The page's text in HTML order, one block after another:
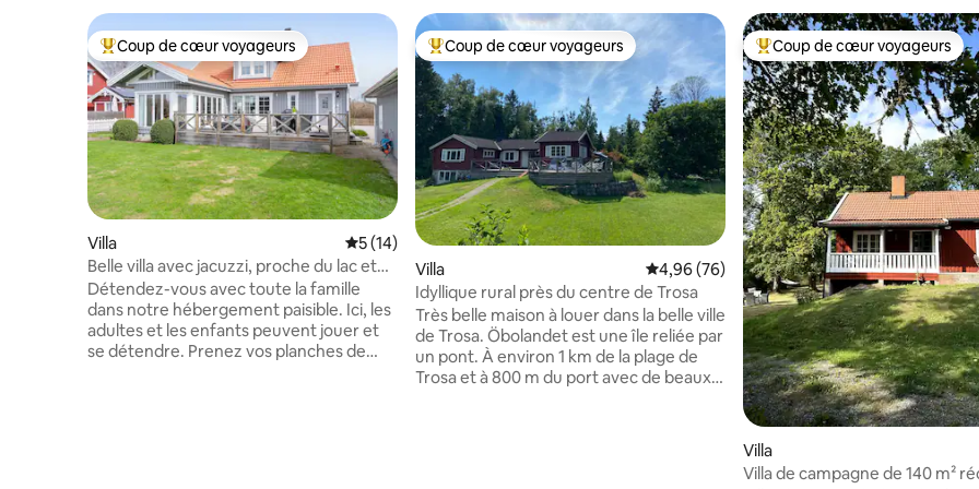
Coups de cœur voyageurs les plus appréciés
Coup de cœur voyageurs
Villa Évaluation moyenne sur la base de 14 commentaires : 5 sur 5
5 (14)
Belle villa avec jacuzzi, proche du lac et
de la ville
Détendez-vous avec toute la famille
dans notre hébergement paisible. Ici, les
adultes et les enfants peuvent jouer et
se détendre. Prenez vos planches de
Coups de cœur voyageurs les plus appréciés
Coup de cœur voyageurs
Villa Évaluation moyenne sur la base de 76
4,96 (76)
Idyllique rural près du centre de Trosa
Très belle maison à louer dans la belle ville
de Trosa. Öbolandet est une île reliée par
un pont. À environ 1 km de la plage de
Trosa et à 800 m du port avec de beaux
Coups de cœur voyageurs les
Coup de cœur voyageurs
Villa
Villa de campagne de 140 m²